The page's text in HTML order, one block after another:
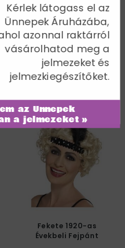
a kategóriában
Fekete 1920-as
Évekbeli Fejpánt
az Ünnepek
a jelmezeket »
Kérlek látogass el az
Ünnepek Áruházába,
azonnal raktárról
vásárolhatod meg a
jelmezeket és
jelmezkiegészítőket.